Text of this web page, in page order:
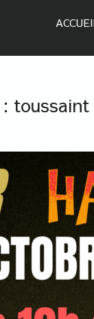
toussaint